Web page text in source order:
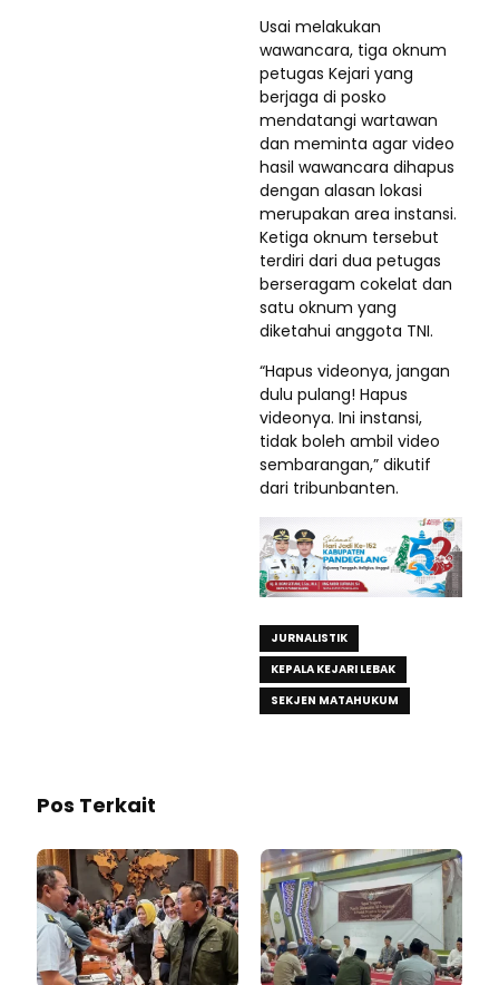
Usai melakukan
wawancara, tiga oknum
petugas Kejari yang
berjaga di posko
mendatangi wartawan
dan meminta agar video
hasil wawancara dihapus
dengan alasan lokasi
merupakan area instansi.
Ketiga oknum tersebut
terdiri dari dua petugas
berseragam cokelat dan
satu oknum yang
diketahui anggota TNI.
“Hapus videonya, jangan
dulu pulang! Hapus
videonya. Ini instansi,
tidak boleh ambil video
sembarangan,” dikutif
dari tribunbanten.
JURNALISTIK
KEPALA KEJARI LEBAK
SEKJEN MATAHUKUM
Pos Terkait